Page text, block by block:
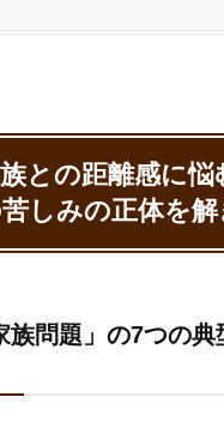
との距離感に悩
しみの正体を
族問題」の7つの